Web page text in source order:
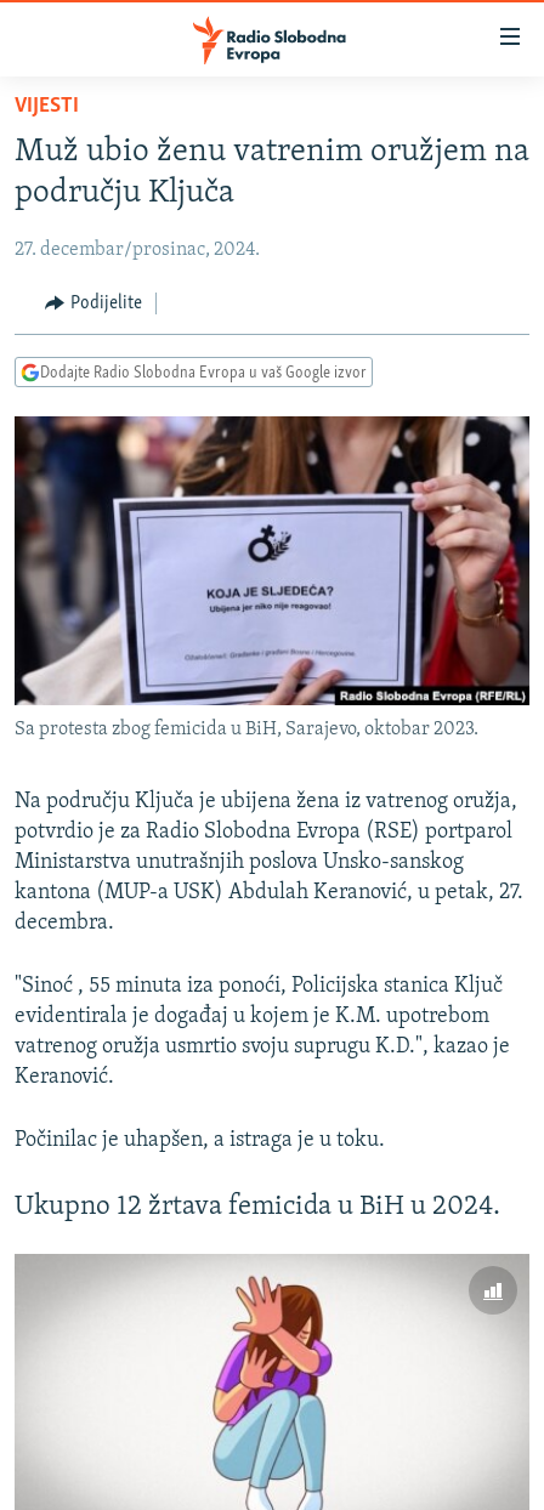
Pređite
glavni
sadržaj
Pređite
na
navigaciju
Pređite
na
BOSNA I HERCEGOVINA
SRBIJA
KOSOVO
CRNA GORA
VIDEO
FOTOGALERIJE
INFOGRAFIKE
PODCASTI
RAT U UKRAJINI
KINA NA BALKANU
RSE PRIČE IZ SVIJETA
ISPRIČAJ MI
DNEVNO@RSE
SPECIJALI RSE
VIŠE OD NASLOVA
GENOCID U SREBRENICI
POPLAVE I KLIZIŠTA U BIH 2024.
TV LIBERTY
POST SCRIPTUM
MOJA EVROPA
SVE KARTE DEJTONA
NASTANAK I RASPAD JUGOSLAVIJE
PRATITE NAS
Sve RFE/RL stranice
VIJESTI
Muž ubio ženu vatrenim oružjem na
području Ključa
27. decembar/prosinac, 2024.
Podijelite
Dodajte Radio Slobodna Evropa u vaš Google izvor
Sa protesta zbog femicida u BiH, Sarajevo, oktobar 2023.
Na području Ključa je ubijena žena iz vatrenog oružja,
potvrdio je za Radio Slobodna Evropa (RSE) portparol
Ministarstva unutrašnjih poslova Unsko-sanskog
kantona (MUP-a USK) Abdulah Keranović, u petak, 27.
decembra.
"Sinoć , 55 minuta iza ponoći, Policijska stanica Ključ
evidentirala je događaj u kojem je K.M. upotrebom
vatrenog oružja usmrtio svoju suprugu K.D.", kazao je
Keranović.
Počinilac je uhapšen, a istraga je u toku.
Ukupno 12 žrtava femicida u BiH u 2024.